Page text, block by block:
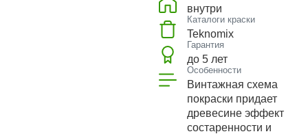
внутри
Каталоги краски
Teknomix
Гарантия
до 5 лет
Особенности
Винтажная схема
покраски придает
древесине эффект
состаренности и